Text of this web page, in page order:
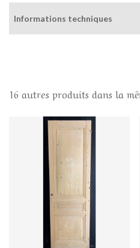
Informations techniques
16 autres produits dans la